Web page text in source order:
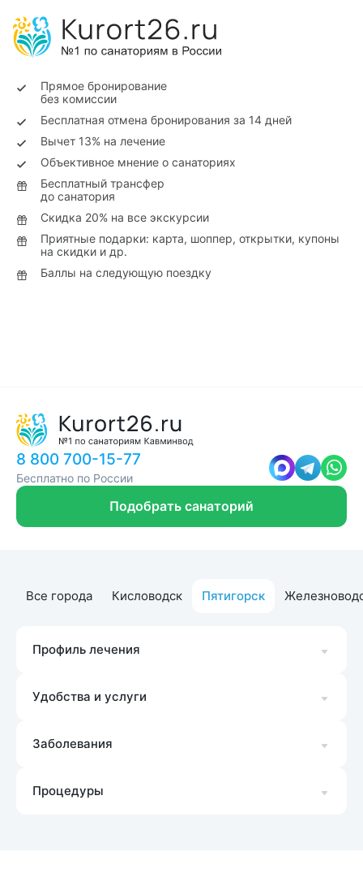
Прямое бронирование
без комиссии
Бесплатная отмена бронирования за 14 дней
Вычет 13% на лечение
Объективное мнение о санаториях
Бесплатный трансфер
до санатория
Скидка 20% на все экскурсии
Приятные подарки: карта, шоппер, открытки, купоны
на скидки и др.
Баллы на следующую поездку
8 800 700-15-77
Бесплатно по России
Подобрать санаторий
Все города Кисловодск Пятигорск
Профиль лечения
Удобства и услуги
Заболевания
Процедуры